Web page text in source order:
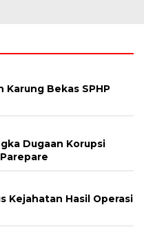
Karung Bekas SPHP
Dugaan Korupsi
Kejahatan Hasil Operasi